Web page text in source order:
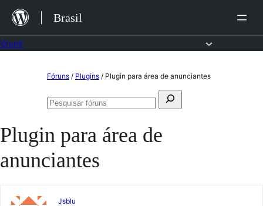
para
o
Brasil
Fóruns / Plugins / Plugin para área de anunciantes
Pesquisar
Pesquisar
Plugin para área de
anunciantes
Jsblu